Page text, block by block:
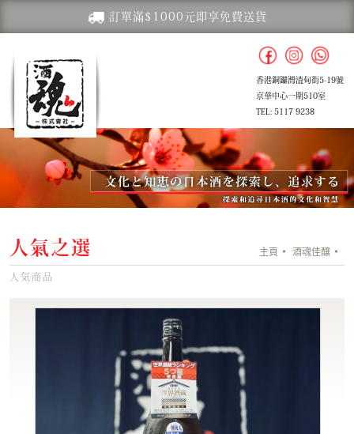
訂單滿$1000元即享免費送貨
香港銅鑼灣渣甸街5-19號
京華中心一期510室
TEL: 5117 9238
人氣之選 主頁 酒魂佳釀
人気商品